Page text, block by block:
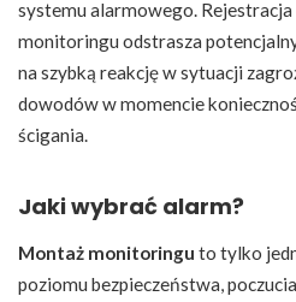
systemu alarmowego. Rejestracja
monitoringu odstrasza
na szybką reakcję w sytuacji
dowodów w momencie
ścigania.
Jaki wybrać alarm?
Montaż monitoringu to tylko
poziomu bezpieczeństwa,